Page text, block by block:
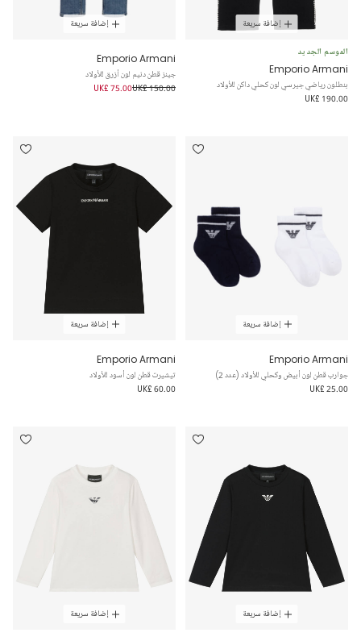
إضافة سريعة
الموسم الجديد
Emporio Armani
بنطلون رياضي جيرسي لون كحلي داكن للأولاد
UK£ 190.00
إضافة سريعة
Emporio Armani
جينز قطن دنيم لون أزرق للأولاد
UK£ 150.00
UK£ 75.00
إضافة سريعة
Emporio Armani
جوارب قطن لون أبيض وكحلي للأولاد (عدد 2)
UK£ 25.00
إضافة سريعة
Emporio Armani
تيشيرت قطن لون أسود للأولاد
UK£ 60.00
إضافة سريعة إضافة سريعة